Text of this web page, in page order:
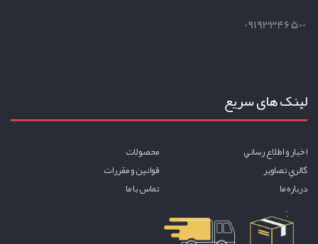
09193346500
لینک های سریع
اخبار و اطلاع رساني
محصولات
گالري تصاوير
قوانين و مقررات
درباره ما
تماس با ما